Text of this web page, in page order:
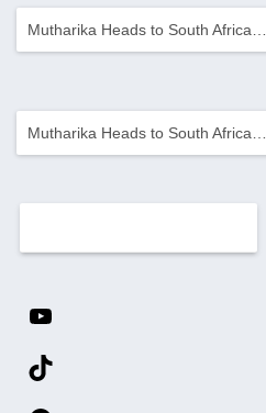
Mutharika Heads to South Africa…
Mutharika Heads to South Africa…